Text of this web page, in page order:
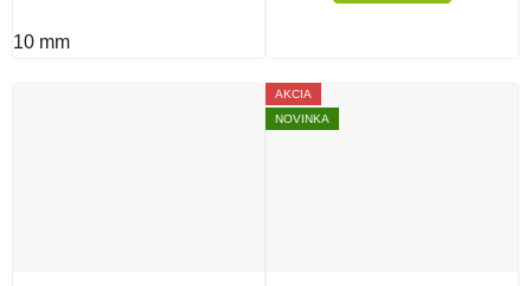
10 mm
AKCIA
NOVINKA